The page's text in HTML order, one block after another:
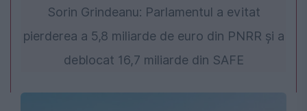
Sorin Grindeanu: Parlamentul a evitat
pierderea a 5,8 miliarde de euro din PNRR și a
deblocat 16,7 miliarde din SAFE